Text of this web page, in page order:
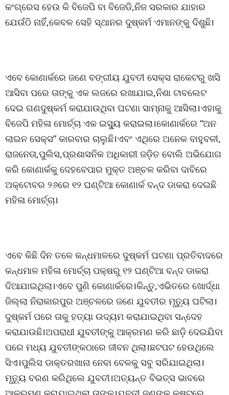
କଂଗ୍ରେସ ହେଉ କି ବିଜେପି ବା ବିଜେଡି,ନିଜ ସରକାର ଯାହାର
ଯେଉଁଠି ନାହିଁ,କେବଳ ସେହି ସ୍ଥାନର ଦୁଷ୍କର୍ମ ଏମାନଙ୍କୁ ଦିଶୁଛି।
ଏବେ କୋଣାର୍କରେ ଜଣେ ବଙ୍ଗୀୟ ଯୁବତୀ ସେକ୍ସ ରାକେଟରୁ ଖସି
ଆସିବା ପରେ ତାଙ୍କୁ ଏକ ଲଜରେ ରଖାଯାଇ,ନିଶା ଟାବଲେଟ
ଦେଇ ଗଣଦୁଷ୍କର୍ମ କରାଯାଉଥିବା ଘଟଣା ସାମ୍ନାକୁ ଆସିଲା।ଏହାକୁ
ବିଜେପି ମହିଳା ମୋର୍ଚ୍ଚା ଏକ ଇସ୍ୟୁ କରାଇଲା।କୋଣାର୍କରେ “ଅନ
ଲାଇନ ସେକ୍ସ” କାରବାର ଚାଲୁଛି।ଏବଂ ଏଥିରେ ଅନେକ ବାହୁବଳୀ,
ରାଜନେତା,ପୁଲିସ,ପ୍ରଶାସନିକ ଅଧିକାରୀ ଜଡ଼ିତ ବୋଲି ଅଭିଯୋଗ
କରି କୋଣାର୍କକୁ ଦେହବେପାର ମୁକ୍ତ ଅଞ୍ଚଳ କରିବା ଦାବିରେ
ଅକ୍ଟୋବର ୨୬ରେ ୧୨ ଘଣ୍ଟିଆ କୋଣାର୍କ ବନ୍ଦ ଡାକରା ଦେଇଛି
ମହିଳା ମୋର୍ଚ୍ଚା।
ଏବେ କିଛି ଦିନ ତଳେ କନ୍ଧମାଳରେ ଦୁଷ୍କର୍ମ ଘଟଣା ପ୍ରତିବାଦରେ
କନ୍ଧମାଳ ମହିଳା ମୋର୍ଚ୍ଚା ପକ୍ଷରୁ ୧୨ ଘଣ୍ଟିଆ ବନ୍ଦ ଡାକରା
ଦିଆଯାଇଥିଲା।ଏବେ ପୁଣି କୋଣାର୍କରେ।କିନ୍ତୁ,ଏଭିତରେ ଖୋର୍ଦ୍ଧା
ଜିଲ୍ଲା ନିରାକାରପୁର ଅଞ୍ଚଳରେ ଜଣେ ଯୁବତୀର ମୃତ୍ୟୁ ଘଟିଲା।
ଦୁଷ୍କର୍ମ ପରେ ତାକୁ ହତ୍ୟା ଉଦ୍ୟମ କରାଯାଇଥିବା ସନ୍ଦେହ
କରାଯାଉଛି।ଅପରାଧୀ ଯୁବତୀଙ୍କୁ ଆକ୍ରମଣ କରି ଛାଡ଼ି ଦେଇଯିବା
ପରେ ମଧ୍ୟ ଯୁବତୀଙ୍କଠାରେ ଜୀବନ ଥିଲା।ଛଟପଟ ହେଉଥିଲେ
ସିଏ।ପୁଲିସ ଡାକ୍ତରଖାନା ନେବା ବେଳକୁ ସବୁ ସରିଯାଇଥିଲା।
ମୃତ୍ୟୁ ବରଣ କରିଥିଲେ ଯୁବତୀ।ଅତ୍ୟନ୍ତ ବିଭତ୍ସ ଭାବରେ